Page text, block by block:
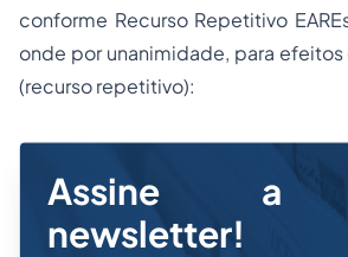
conforme Recurso Repetitivo
onde por unanimidade, para
(recurso repetitivo):
Assine a
newsletter!